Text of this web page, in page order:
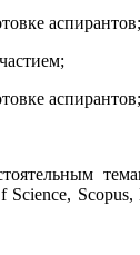
аспирантов;
аспирантов;
Science,